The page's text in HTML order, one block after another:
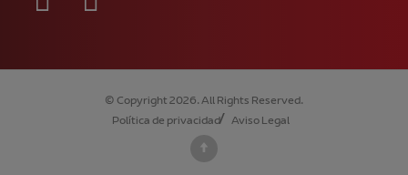
© Copyright 2026. All Rights Reserved.
Política de privacidad
Aviso Legal